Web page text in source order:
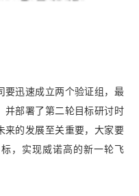
要迅速成立两个验证组，最
并部署了第二轮目标研讨时
来的发展至关重要，大家要
，实现威诺高的新一轮飞